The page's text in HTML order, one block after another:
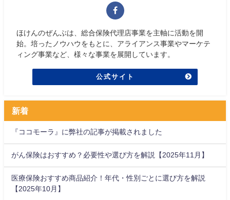
ほけんのぜんぶは、総合保険代理店事業を主軸に活動を開
始。培ったノウハウをもとに、アライアンス事業やマーケテ
ィング事業など、様々な事業を展開しています。
公式サイト
新着
『ココモーラ』に弊社の記事が掲載されました
がん保険はおすすめ？必要性や選び方を解説【2025年11月】
医療保険おすすめ商品紹介！年代・性別ごとに選び方を解説
【2025年10月】